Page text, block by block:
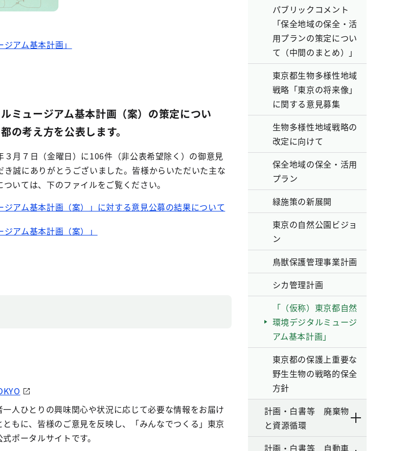
アム基本計画」
ミュージアム基本計画（案）の策定につい
の考え方を公表します。
月７日（金曜日）に106件（非公表希望除く）の御意見
誠にありがとうございました。皆様からいただいた主な
いては、下のファイルをご覧ください。
ジアム基本計画（案）」に対する意見公募の結果について
アム基本計画（案）」
一人ひとりの興味関心や状況に応じて必要な情報をお届け
ともに、皆様のご意見を反映し、「みんなでつくる」東京
ポータルサイトです。
パブリックコメント
「保全地域の保全・活
用プランの策定につい
て（中間のまとめ）」
東京都生物多様性地域
戦略「東京の将来像」
に関する意見募集
生物多様性地域戦略の
改定に向けて
保全地域の保全・活用
プラン
緑施策の新展開
東京の自然公園ビジョ
ン
鳥獣保護管理事業計画
シカ管理計画
「（仮称）東京都自然
環境デジタルミュージ
アム基本計画」
東京都の保護上重要な
野生生物の戦略的保全
方針
計画・白書等 廃棄物
と資源循環
計画・白書等 自動車